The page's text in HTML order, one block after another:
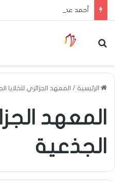
بحث عن
الرئيسية / المعهد الجزائري للخلايا
المعهد
الجذعية